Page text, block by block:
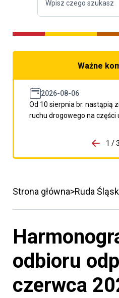
Ważne
2026-08-06
Od 10 sierpnia br. nastąpią
ruchu drogowego na części
porzpedniego komunikatu
1 / 3
Strona główna Ruda
odbioru
czerwca